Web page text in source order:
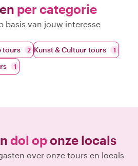
per categorie
basis van jouw interesse
tours 2 Kunst & Cultuur tours 1
1
dol oponze locals
over onze tours en locals